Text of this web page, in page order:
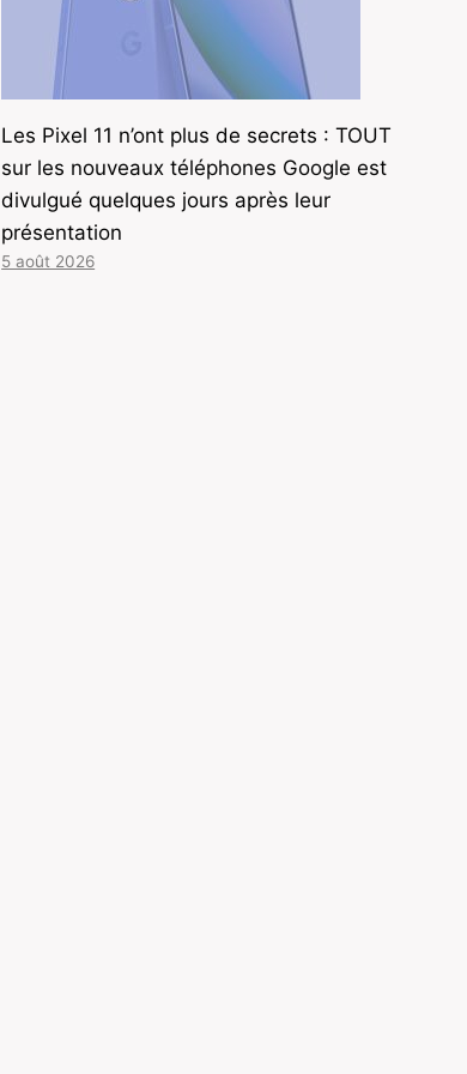
Les Pixel 11 n’ont plus de secrets : TOUT
sur les nouveaux téléphones Google est
divulgué quelques jours après leur
présentation
5 août 2026